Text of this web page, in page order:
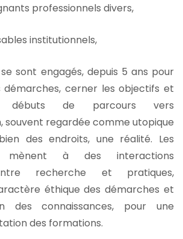
professionnels divers,
institutionnels,
sont engagés, depuis 5 ans pour
cerner les objectifs et
débuts de parcours vers
souvent regardée comme utopique
des endroits, une réalité. Les
mènent à des interactions
recherche et pratiques,
éthique des démarches et
des connaissances, pour une
des formations.